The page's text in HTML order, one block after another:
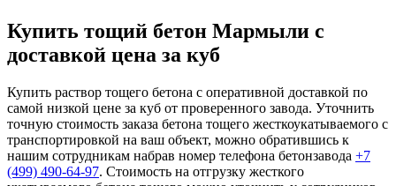
Купить тощий бетон Мармыли с
доставкой цена за куб
Купить раствор тощего бетона с оперативной доставкой по
самой низкой цене за куб от проверенного завода. Уточнить
точную стоимость заказа бетона тощего жесткоукатываемого с
транспортировкой на ваш объект, можно обратившись к
нашим сотрудникам набрав номер телефона бетонзавода +7
(499) 490-64-97. Стоимость на отгрузку жесткого